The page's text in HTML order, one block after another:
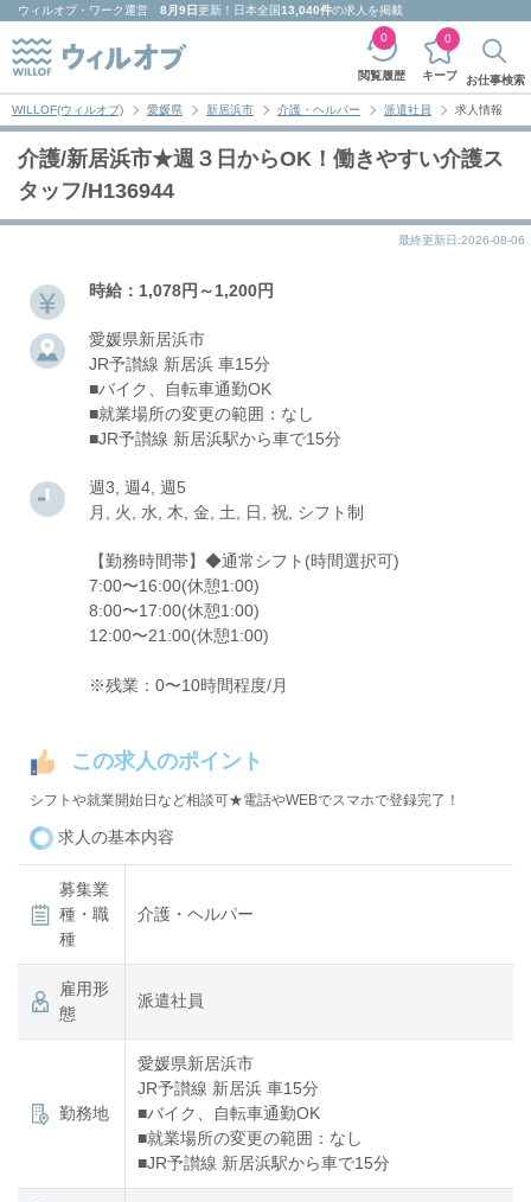
ウィルオブ・ワーク運営 8月9日更新！日本全国13,040件の求人を掲載
閲覧履歴
0
キープ
0
お仕事検索
WILLOF(ウィルオブ) 愛媛県 新居浜市 介護・ヘルパー 派遣社員 求人情報
介護/新居浜市★週３日からOK！働きやすい介護ス
タッフ/H136944
最終更新日:2026-08-06
時給：1,078円～1,200円
愛媛県新居浜市
JR予讃線 新居浜 車15分
■バイク、自転車通勤OK
■就業場所の変更の範囲：なし
■JR予讃線 新居浜駅から車で15分
週3, 週4, 週5
月, 火, 水, 木, 金, 土, 日, 祝, シフト制
【勤務時間帯】◆通常シフト(時間選択可)
7:00〜16:00(休憩1:00)
8:00〜17:00(休憩1:00)
12:00〜21:00(休憩1:00)
※残業：0〜10時間程度/月
この求人のポイント
シフトや就業開始日など相談可★電話やWEBでスマホで登録完了！
求人の基本内容
募集業
種・職
種
介護・ヘルパー
雇用形
態
派遣社員
勤務地
愛媛県新居浜市
JR予讃線 新居浜 車15分
■バイク、自転車通勤OK
■就業場所の変更の範囲：なし
■JR予讃線 新居浜駅から車で15分